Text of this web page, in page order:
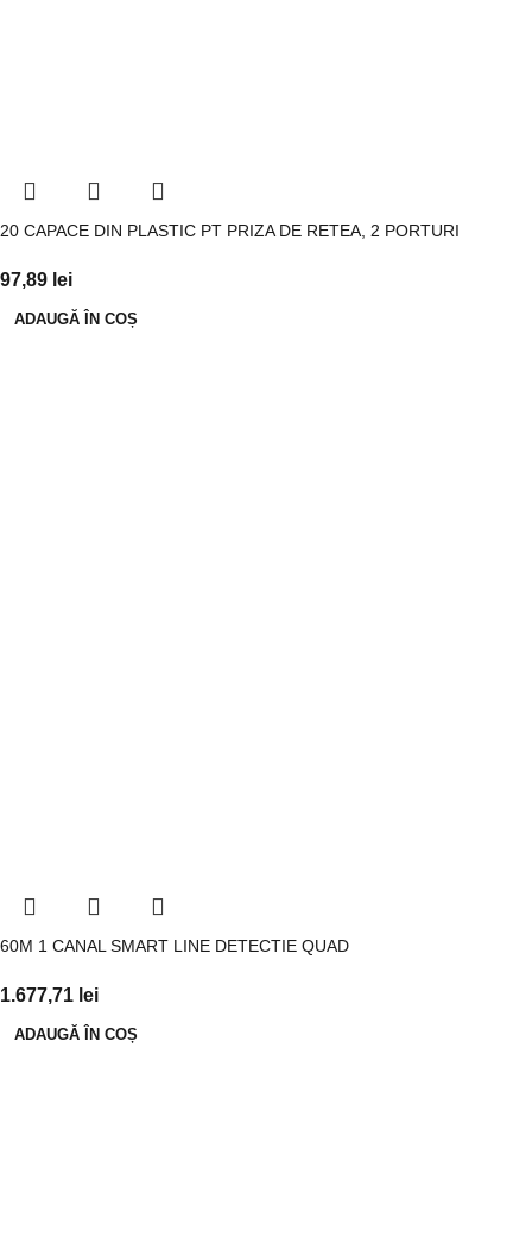
20 CAPACE DIN PLASTIC PT PRIZA DE RETEA, 2 PORTURI
97,89 lei
ADAUGĂ ÎN COȘ
60M 1 CANAL SMART LINE DETECTIE QUAD
1.677,71 lei
ADAUGĂ ÎN COȘ